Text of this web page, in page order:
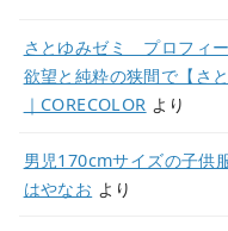
さとゆみゼミ プロフィ
欲望と純粋の狭間で【さ
｜CORECOLOR より
男児170cmサイズの子供
はやなお より